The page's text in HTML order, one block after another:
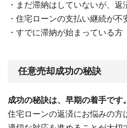
・まだ滞納はしていないが、
・住宅ローンの支払い継続が不
・すでに滞納が始まっている方
任意売却成功の秘訣
成功の秘訣は、早期の着手です。
住宅ローンの返済にお悩みの方